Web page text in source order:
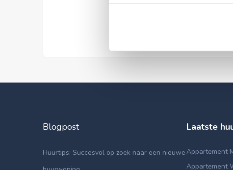
Blogpost
Huurtips: Succesvol op zoek naar een nieuwe
Laatste
Appartement
Appartement